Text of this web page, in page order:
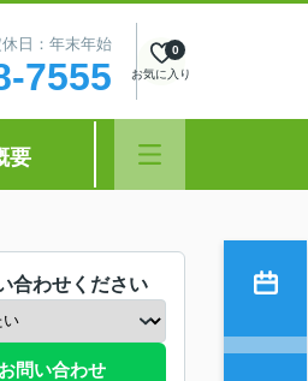
日：年末年始
7555 お気に入り
0
要
合わせください
問い合わせ